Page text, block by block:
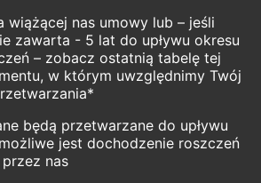
wiążącej nas umowy lub – jeśli
zawarta - 5 lat do upływu okresu
– zobacz ostatnią tabelę tej
w którym uwzględnimy Twój
będą przetwarzane do upływu
jest dochodzenie roszczeń
nas